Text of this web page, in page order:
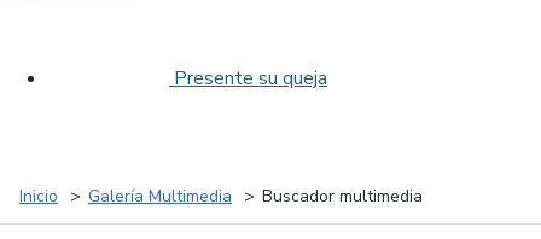
Presente su queja
Inicio Galería Multimedia Buscador multimedia